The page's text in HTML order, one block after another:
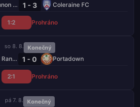
Dungannon Swifts 1 - 3 Coleraine FC
1:2 Prohráno
so 8. 8. Konečný
Carrick Rangers 1 - 0 Portadown
2:1 Prohráno
pá 7. 8. Konečný